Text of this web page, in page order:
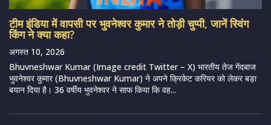
टीम इंडिया में वापसी पर भुवनेश्वर कुमार ने तोड़ी चुप्पी, जानें स्विंग
किंग ने क्या कहा?
अगस्त 10, 2026
Bhuvneshwar Kumar (Image credit Twitter – X) भारतीय तेज गेंदबाज
भुवनेश्वर कुमार (Bhuvneshwar Kumar) ने अपने क्रिकेट करियर को लेकर बड़ा
बयान दिया है। 36 वर्षीय भुवनेश्वर ने साफ किया कि वह...